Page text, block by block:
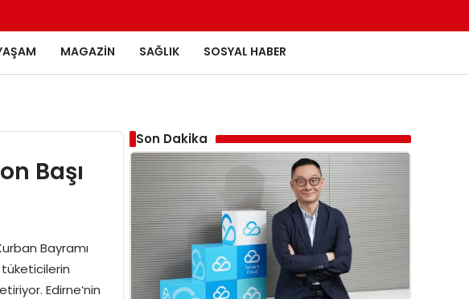
MAGAZIN SAĞLIK SOSYAL HABER
Başı
Bayramı
Edirne’nin
Son Dakika